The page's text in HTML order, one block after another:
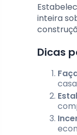
inteira
Dicas